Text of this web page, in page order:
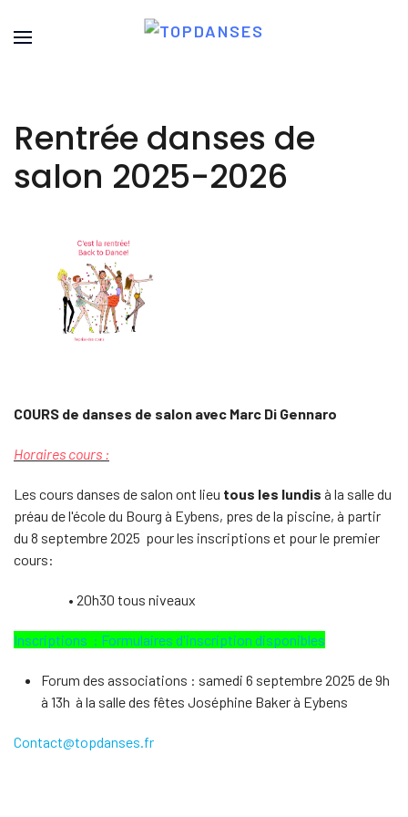
Rentrée danses de
salon 2025-2026
COURS de danses de salon avec Marc Di Gennaro
Horaires cours :
Les cours danses de salon ont lieu tous les lundis à la salle du
préau de l'école du Bourg à Eybens, pres de la piscine, à partir
du 8 septembre 2025 pour les inscriptions et pour le premier
cours:
• 20h30 tous niveaux
Inscriptions : Formulaires d'inscription disponibles
Forum des associations : samedi 6 septembre 2025 de 9h
à 13h à la salle des fêtes Joséphine Baker à Eybens
Contact@topdanses.fr